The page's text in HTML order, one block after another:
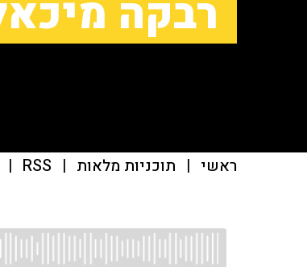
רבקה
ראשי | תוכניות מלאות |
RSS
|